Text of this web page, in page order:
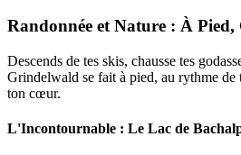
Randonnée et Nature : À
Descends de tes skis, chausse tes
Grindelwald se fait à pied, au rythme de
ton cœur.
L'Incontournable : Le Lac de